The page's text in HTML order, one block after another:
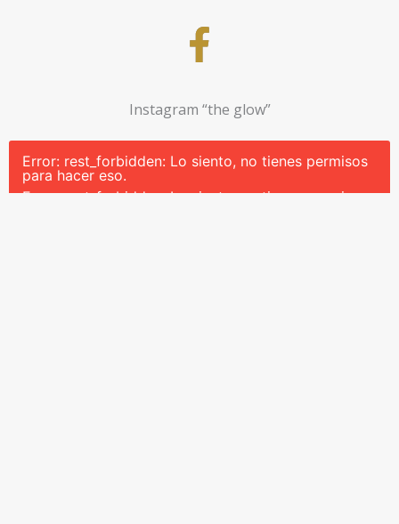
Instagram “the glow”
Error: rest_forbidden: Lo siento, no tienes permisos
para hacer eso.
Error: rest_forbidden: Lo siento, no tienes permisos